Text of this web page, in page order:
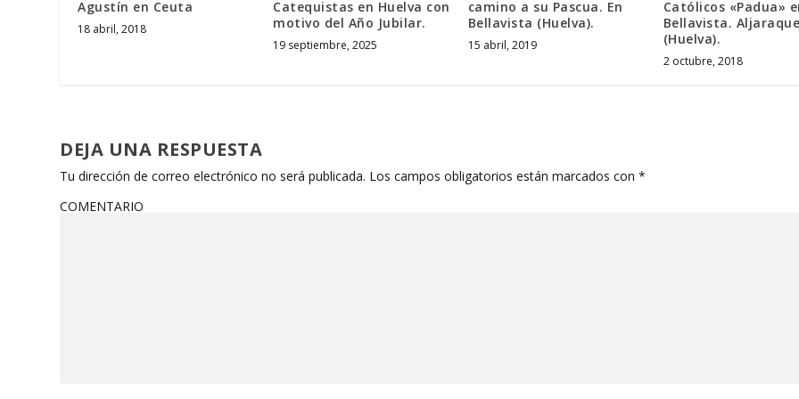
Agustín en Ceuta
18 abril, 2018
Catequistas en Huelva con
motivo del Año Jubilar.
19 septiembre, 2025
camino a su Pascua. En
Bellavista (Huelva).
15 abril, 2019
Católicos «Padua»
Bellavista.
(Huelva).
2 octubre, 2018
DEJA UNA RESPUESTA
Tu dirección de correo electrónico no será publicada. Los campos obligatorios están marcados con*
COMENTARIO